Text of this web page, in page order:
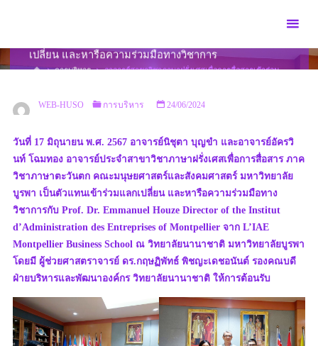
เปลี่ยน และหารือความร่วมมือทางวิชาการ
HOMEการบริหาร
อาจารย์สาขาวิชาภาษาฝรั่งเศสเพื่อการสื่อสารเข้าร่วม
WEB-HUSO การบริหาร 24/06/2024
วันที่ 17 มิถุนายน พ.ศ. 2567 อาจารย์นิชุตา บุญขำ และอาจารย์อัครวิ
นท์ โฉมทอง อาจารย์ประจำสาขาวิชาภาษาฝรั่งเศสเพื่อการสื่อสาร ภาค
วิชาภาษาตะวันตก คณะมนุษยศาสตร์และสังคมศาสตร์ มหาวิทยาลัย
บูรพา เป็นตัวแทนเข้าร่วมแลกเปลี่ยน และหารือความร่วมมือทาง
วิชาการกับ Prof. Dr. Emmanuel Houze Director of the Institut
d’Administration des Entreprises of Montpellier จาก L’IAE
Montpellier Business School ณ วิทยาลัยนานาชาติ มหาวิทยาลัยบูรพา
โดยมี ผู้ช่วยศาสตราจารย์ ดร.กฤษฏิพัทธ์ พิชญะเดชอนันต์ รองคณบดี
ฝ่ายบริหารและพัฒนาองค์กร วิทยาลัยนานาชาติ ให้การต้อนรับ